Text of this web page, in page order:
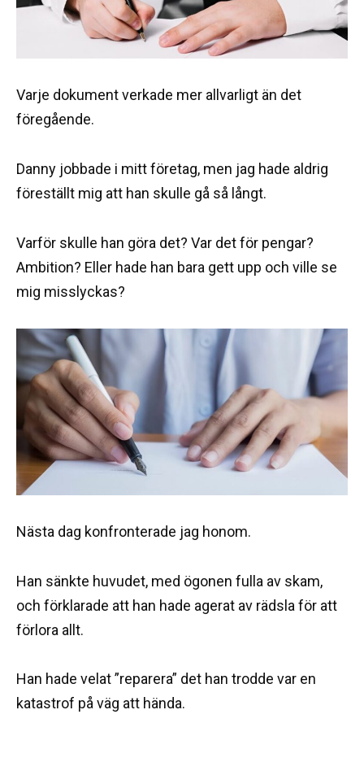
Varje dokument verkade mer allvarligt än det
föregående.
Danny jobbade i mitt företag, men jag hade aldrig
föreställt mig att han skulle gå så långt.
Varför skulle han göra det? Var det för pengar?
Ambition? Eller hade han bara gett upp och ville se
mig misslyckas?
Nästa dag konfronterade jag honom.
Han sänkte huvudet, med ögonen fulla av skam,
och förklarade att han hade agerat av rädsla för att
förlora allt.
Han hade velat ”reparera” det han trodde var en
katastrof på väg att hända.